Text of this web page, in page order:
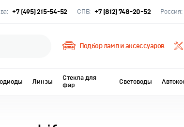
+7 (495) 215-54-52 СПБ: +7 (812) 748-20-52 Россия:
Подбор ламп и аксессуаров
Линзы
Стекла для
фар
Световоды